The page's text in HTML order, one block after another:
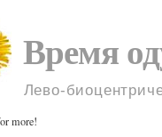
Время
Лево-